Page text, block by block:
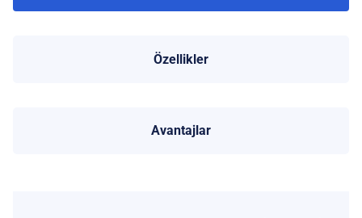
Özellikler
Avantajlar